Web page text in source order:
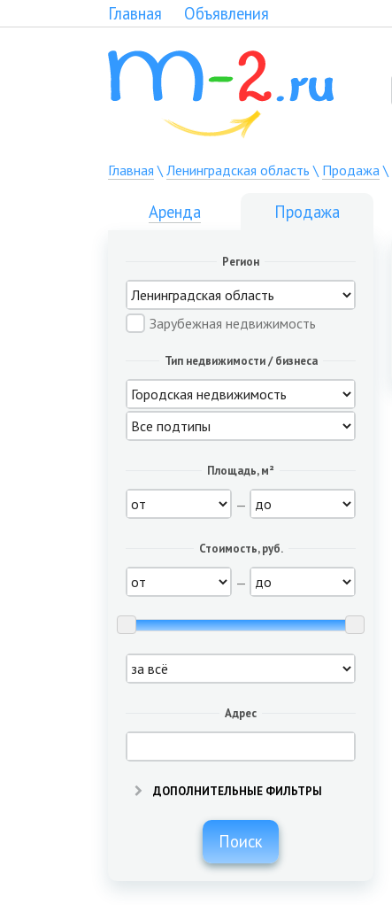
Главная Объявления
Главная \ Ленинградская область \ Продажа\
Аренда Продажа
Регион
Зарубежная недвижимость
Тип недвижимости / бизнеса
Площадь, м²
—
Стоимость, руб.
—
Адрес
ДОПОЛНИТЕЛЬНЫЕ ФИЛЬТРЫ
Поиск